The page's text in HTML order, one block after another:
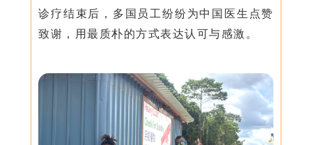
诊疗结束后，多国员工纷纷为中国医生点赞
致谢，用最质朴的方式表达认可与感激。